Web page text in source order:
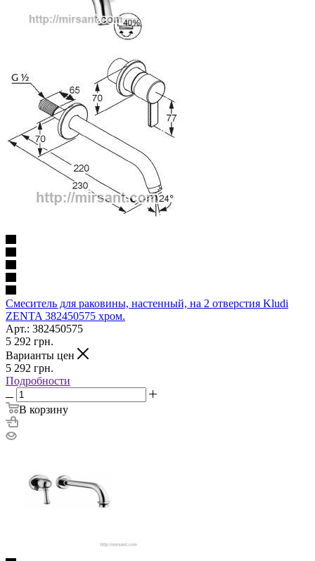
Смеситель для раковины, настенный, на 2 отверстия Kludi
ZENTA 382450575 хром.
Арт.: 382450575
5 292 грн.
Варианты цен
5 292 грн.
Подробности
В корзину